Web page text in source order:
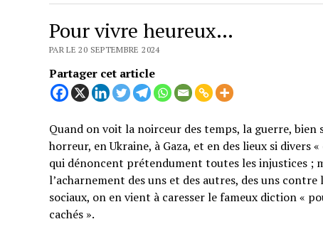
Pour vivre heureux…
PAR LE 20 SEPTEMBRE 2024
Partager cet article
Quand on voit la noirceur des temps, la guerre, bien
horreur, en Ukraine, à Gaza, et en des lieux si divers
qui dénoncent prétendument toutes les injustices ;
l’acharnement des uns et des autres, des uns contre
sociaux, on en vient à caresser le fameux diction «
cachés ».